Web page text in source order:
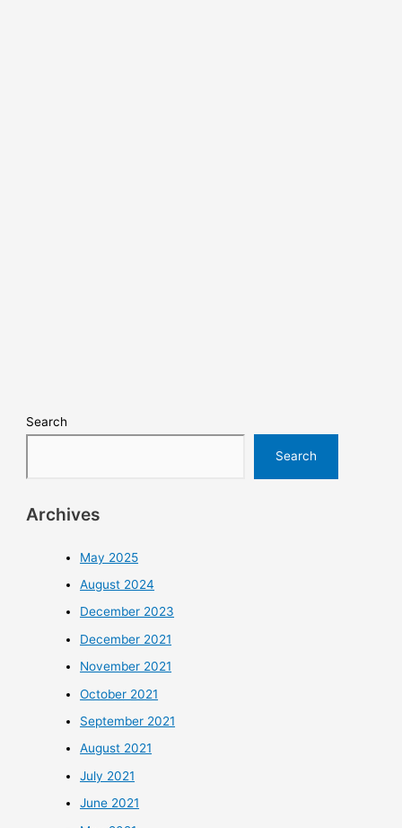
Search
Search
Archives
May 2025
August 2024
December 2023
December 2021
November 2021
October 2021
September 2021
August 2021
July 2021
June 2021